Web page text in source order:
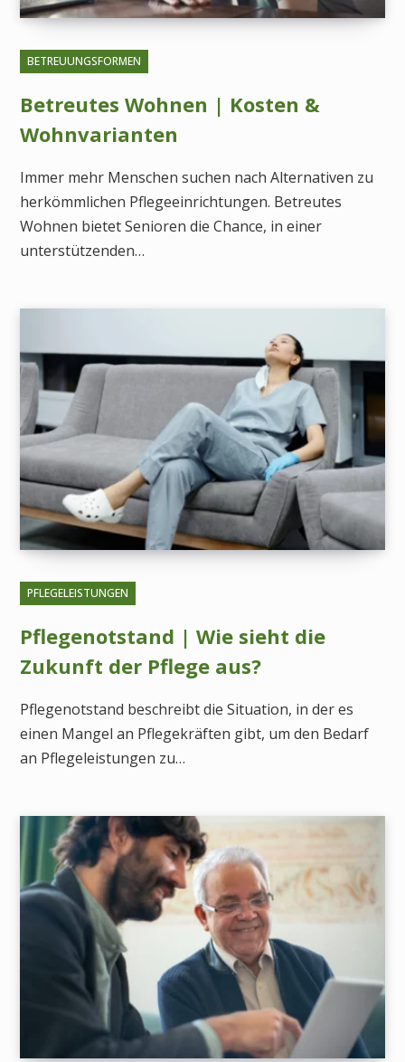
BETREUUNGSFORMEN
Betreutes Wohnen | Kosten &
Wohnvarianten
Immer mehr Menschen suchen nach Alternativen zu
herkömmlichen Pflegeeinrichtungen. Betreutes
Wohnen bietet Senioren die Chance, in einer
unterstützenden…
PFLEGELEISTUNGEN
Pflegenotstand | Wie sieht die
Zukunft der Pflege aus?
Pflegenotstand beschreibt die Situation, in der es
einen Mangel an Pflegekräften gibt, um den Bedarf
an Pflegeleistungen zu…